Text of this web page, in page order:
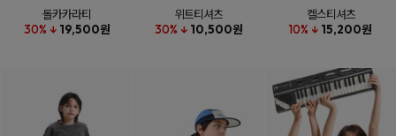
돌카카라티
30% ↓ 19,500원
위트티셔츠
30% ↓ 10,500원
켈스티셔츠
10% ↓ 15,200원